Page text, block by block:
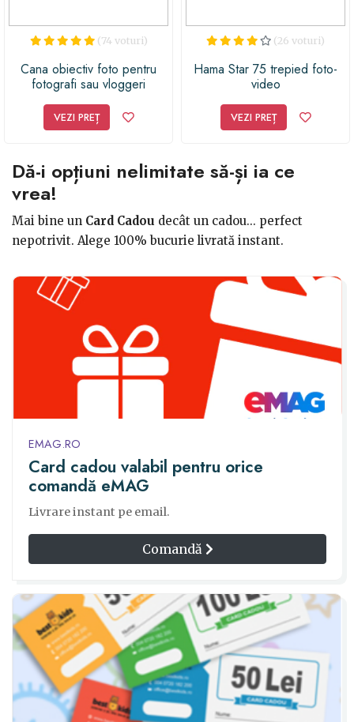
(74 voturi)
Cana obiectiv foto pentru
fotografi sau vloggeri
VEZI PREȚ
(26 voturi)
Hama Star 75 trepied foto-
video
VEZI PREȚ
Dă-i opțiuni nelimitate să-și ia ce
vrea!
Mai bine un Card Cadou decât un cadou... perfect
nepotrivit. Alege 100% bucurie livrată instant.
EMAG.RO
Card cadou valabil pentru orice
comandă eMAG
Livrare instant pe email.
Comandă